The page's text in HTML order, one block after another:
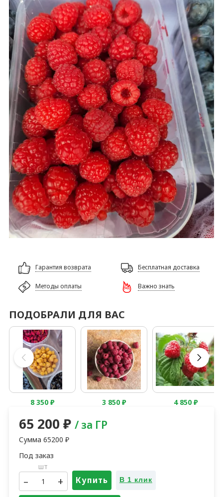
Гарантия возврата Бесплатная доставка
Методы оплаты Важно знать
ПОДОБРАЛИ ДЛЯ ВАС
8 350₽ 3 850₽ 4 850₽
65 200 ₽ / за ГР
Сумма 65200 ₽
шт
– + Купить В 1 клик